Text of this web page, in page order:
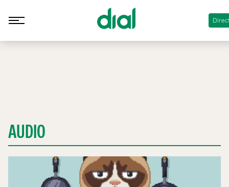
AUDIO